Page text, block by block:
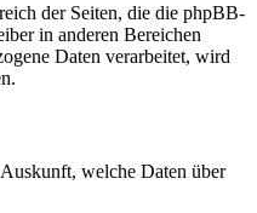
der Seiten, die die phpBB-
in anderen Bereichen
Daten verarbeitet, wird
welche Daten über